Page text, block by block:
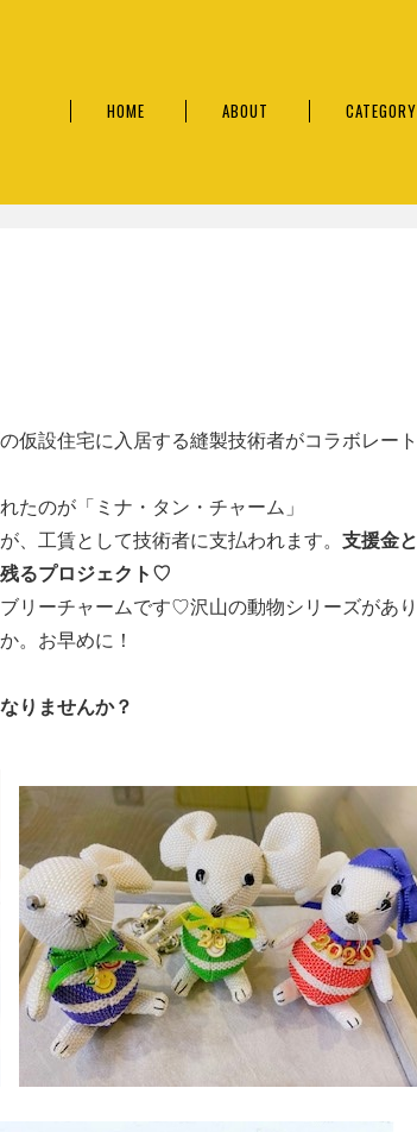
HOME ABOUT CATEGORY
仮設住宅に入居する縫製技術者がコラボレート
たのが「ミナ・タン・チャーム」
、工賃として技術者に支払われます。 支援金と
るプロジェクト♡
リーチャームです♡沢山の動物シリーズがあり
。お早めに！
りませんか？